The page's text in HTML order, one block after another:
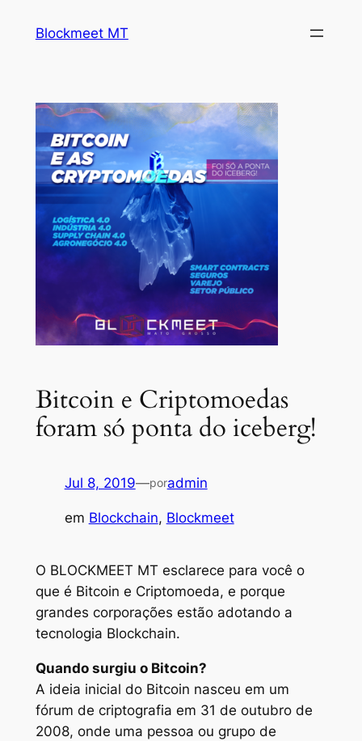
Blockmeet MT
Bitcoin e Criptomoedas
foram só ponta do iceberg!
Jul 8, 2019—poradmin
em Blockchain, Blockmeet
O BLOCKMEET MT esclarece para você o
que é Bitcoin e Criptomoeda, e porque
grandes corporações estão adotando a
tecnologia Blockchain.
Quando surgiu o Bitcoin?
A ideia inicial do Bitcoin nasceu em um
fórum de criptografia em 31 de outubro de
2008, onde uma pessoa ou grupo de